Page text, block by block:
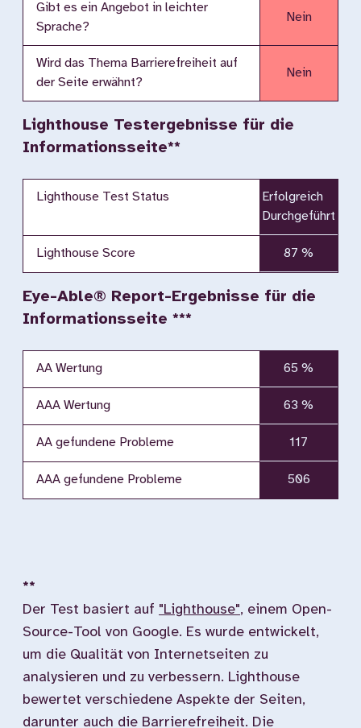
Gibt es ein Angebot in leichter
Sprache?
Nein
Wird das Thema Barrierefreiheit auf
der Seite erwähnt?
Nein
Lighthouse Testergebnisse für die
Informationsseite**
Lighthouse Test Status
Erfolgreich
Durchgeführt
Lighthouse Score 87 %
Eye-Able® Report-Ergebnisse für die
Informationsseite ***
AA Wertung 65 %
AAA Wertung 63 %
AA gefundene Probleme 117
AAA gefundene Probleme 506
**
Der Test basiert auf "Lighthouse", einem Open-
Source-Tool von Google. Es wurde entwickelt,
um die Qualität von Internetseiten zu
analysieren und zu verbessern. Lighthouse
bewertet verschiedene Aspekte der Seiten,
darunter auch die Barrierefreiheit. Die